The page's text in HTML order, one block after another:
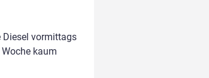
Diesel vormittags
kaum